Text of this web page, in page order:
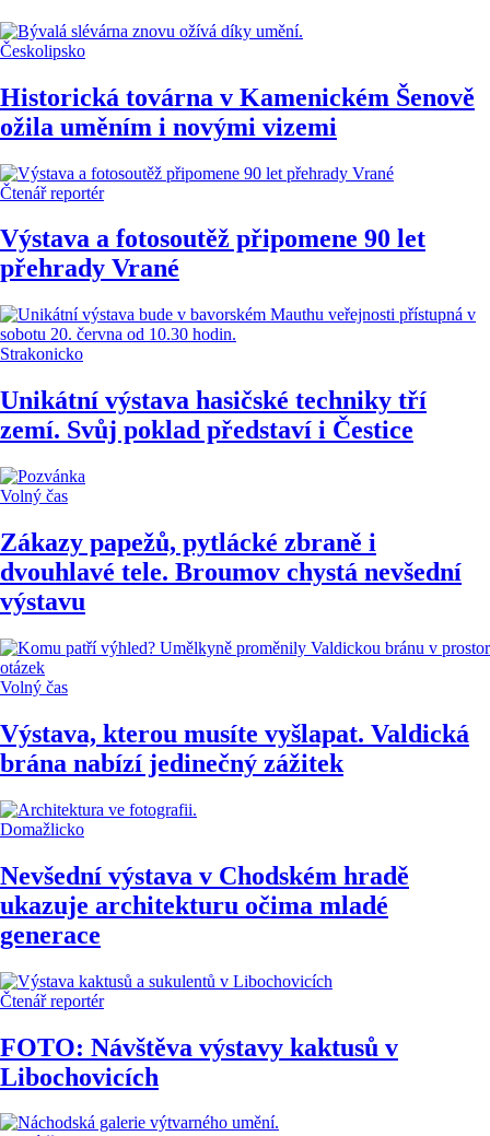
Českolipsko
Historická továrna v Kamenickém Šenově
ožila uměním i novými vizemi
Čtenář reportér
Výstava a fotosoutěž připomene 90 let
přehrady Vrané
Strakonicko
Unikátní výstava hasičské techniky tří
zemí. Svůj poklad představí i Čestice
Volný čas
Zákazy papežů, pytlácké zbraně i
dvouhlavé tele. Broumov chystá nevšední
výstavu
Volný čas
Výstava, kterou musíte vyšlapat. Valdická
brána nabízí jedinečný zážitek
Domažlicko
Nevšední výstava v Chodském hradě
ukazuje architekturu očima mladé
generace
Čtenář reportér
FOTO: Návštěva výstavy kaktusů v
Libochovicích